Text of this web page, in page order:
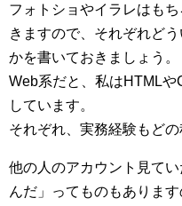
フォトショやイラレはも
きますので、それぞれど
かを書いておきましょう。
Web系だと、私はHTML
しています。
それぞれ、実務経験もど
他の人のアカウント見て
んだ」ってものもあります